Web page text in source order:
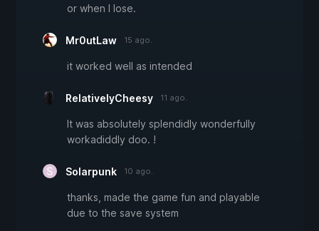
or when I lose.
Mr0utLaw 15 ago.
it worked well as intended
RelativelyCheesy 11 ago.
It was absolutely splendidly wonderfully
workadiddly doo. !
Solarpunk 10 ago.
thanks, made the game fun and playable
due to the save system